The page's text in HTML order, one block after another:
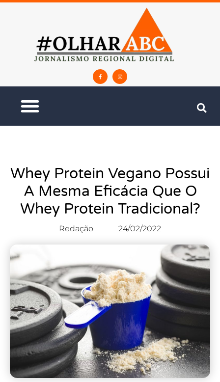
Whey Protein Vegano Possui
A Mesma Eficácia Que O
Whey Protein Tradicional?
Redação 24/02/2022